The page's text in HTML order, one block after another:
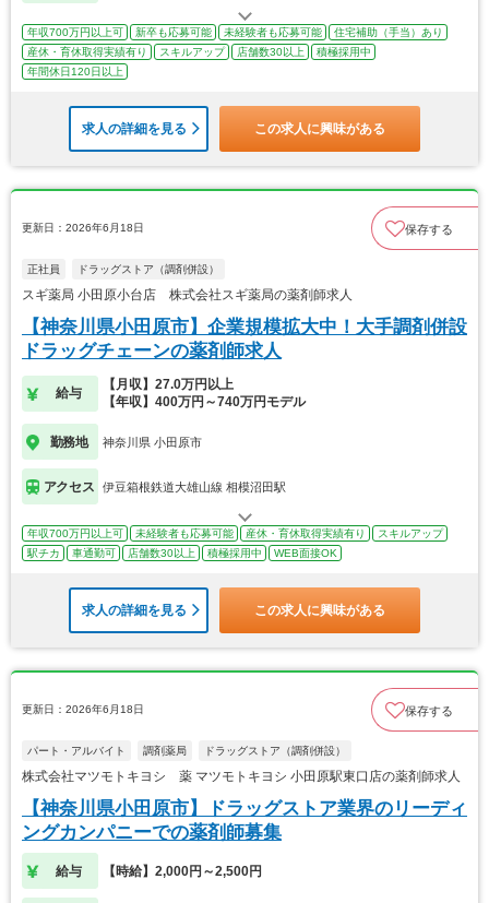
年収700万円以上可 新卒も応募可能 未経験者も応募可能
住宅補助（手当）あり
産休・育休取得実績有り
スキルアップ 店舗数30以上
積極採用中
年間休日120日以上
求人の詳細を見る この求人に興味がある
更新日：2026年6月18日 保存する
正社員 ドラッグストア（調剤併設）
スギ薬局 小田原小台店 株式会社スギ薬局の薬剤師求人
【神奈川県小田原市】企業規模拡大中！大手調剤併設
ドラッグチェーンの薬剤師求人
給与
【月収】27.0万円以上
【年収】400万円～740万円モデル
勤務地 神奈川県 小田原市
アクセス 伊豆箱根鉄道大雄山線 相模沼田駅
年収700万円以上可 未経験者も応募可能 産休・育休取得実績有り
スキルアップ
駅チカ
車通勤可 店舗数30以上 積極採用中 WEB面接OK
求人の詳細を見る この求人に興味がある
更新日：2026年6月18日 保存する
パート・アルバイト 調剤薬局 ドラッグストア（調剤併設）
株式会社マツモトキヨシ 薬 マツモトキヨシ 小田原駅東口店の薬剤師求人
【神奈川県小田原市】ドラッグストア業界のリーディ
ングカンパニーでの薬剤師募集
給与 【時給】2,000円～2,500円